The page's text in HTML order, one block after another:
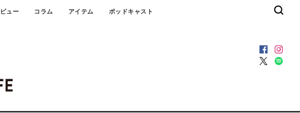
ュー コラム アイテム ポッドキャスト